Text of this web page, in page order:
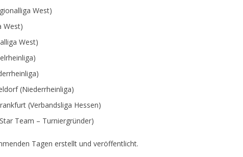
West)
West)
West)
(Niederrheinliga)
(Verbandsliga Hessen)
Team – Turniergründer)
Tagen erstellt und veröffentlicht.